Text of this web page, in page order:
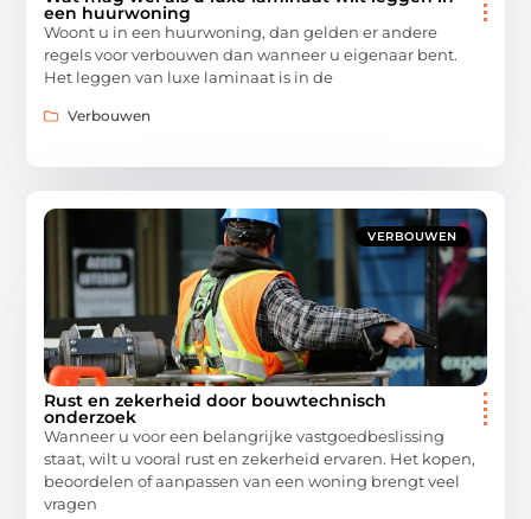
een huurwoning
Woont u in een huurwoning, dan gelden er andere
regels voor verbouwen dan wanneer u eigenaar bent.
Het leggen van luxe laminaat is in de
Verbouwen
VERBOUWEN
Rust en zekerheid door bouwtechnisch
onderzoek
Wanneer u voor een belangrijke vastgoedbeslissing
staat, wilt u vooral rust en zekerheid ervaren. Het kopen,
beoordelen of aanpassen van een woning brengt veel
vragen